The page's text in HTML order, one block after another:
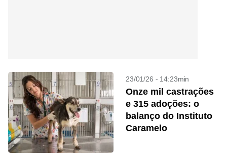
23/01/26 - 14:23min
Onze mil castrações
e 315 adoções: o
balanço do Instituto
Caramelo